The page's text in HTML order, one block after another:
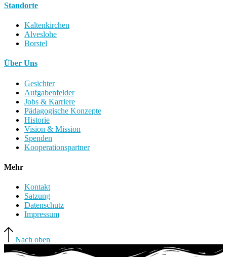
Standorte
Kaltenkirchen
Alveslohe
Borstel
Über Uns
Gesichter
Aufgabenfelder
Jobs & Karriere
Pädagogische Konzepte
Historie
Vision & Mission
Spenden
Kooperationspartner
Mehr
Kontakt
Satzung
Datenschutz
Impressum
Nach oben